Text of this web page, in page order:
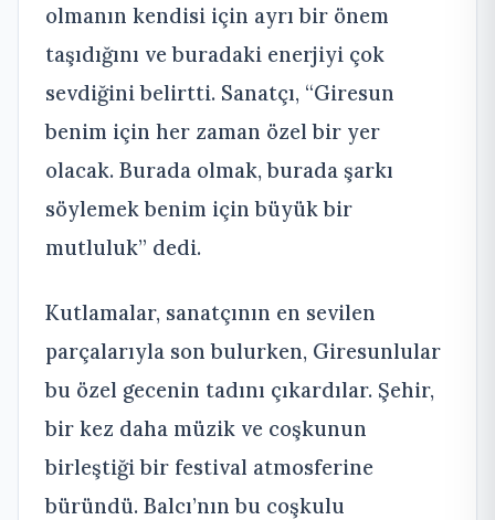
olmanın kendisi için ayrı bir önem
taşıdığını ve buradaki enerjiyi çok
sevdiğini belirtti. Sanatçı, “Giresun
benim için her zaman özel bir yer
olacak. Burada olmak, burada şarkı
söylemek benim için büyük bir
mutluluk” dedi.
Kutlamalar, sanatçının en sevilen
parçalarıyla son bulurken, Giresunlular
bu özel gecenin tadını çıkardılar. Şehir,
bir kez daha müzik ve coşkunun
birleştiği bir festival atmosferine
büründü. Balcı’nın bu coşkulu